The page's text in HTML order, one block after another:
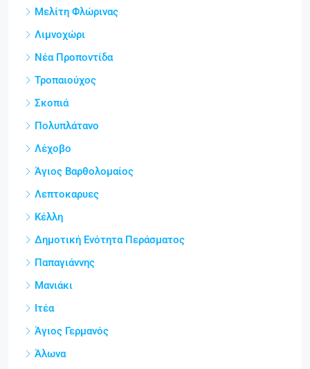
Μελίτη Φλώρινας
Λιμνοχώρι
Νέα Προποντίδα
Τροπαιούχος
Σκοπιά
Πολυπλάτανο
Λέχοβο
Άγιος Βαρθολομαίος
Λεπτοκαρυες
Κέλλη
Δημοτική Ενότητα Περάσματος
Παπαγιάννης
Μανιάκι
Ιτέα
Άγιος Γερμανός
Άλωνα